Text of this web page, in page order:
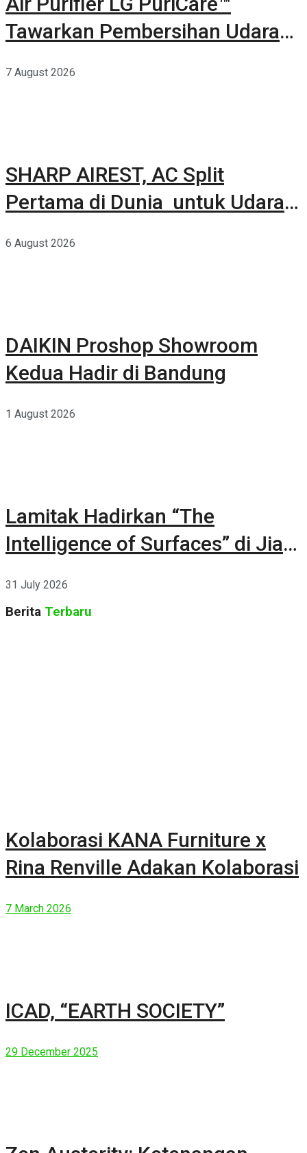
Tawarkan Pembersihan Udara
7 August 2026
SHARP AIREST, AC Split
Pertama di Dunia untuk Udara
6 August 2026
DAIKIN Proshop Showroom
Kedua Hadir di Bandung
1 August 2026
Lamitak Hadirkan “The
Intelligence of Surfaces” di Jia
31 July 2026
Berita Terbaru
Kolaborasi KANA Furniture x
Rina Renville Adakan Kolaborasi
7 March 2026
ICAD, “EARTH SOCIETY”
29 December 2025